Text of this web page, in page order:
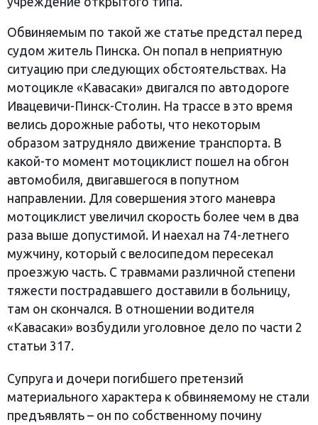
Обвиняемым по такой же статье предстал перед
судом житель Пинска. Он попал в неприятную
ситуацию при следующих обстоятельствах. На
мотоцикле «Кавасаки» двигался по автодороге
Ивацевичи-Пинск-Столин. На трассе в это время
велись дорожные работы, что некоторым
образом затрудняло движение транспорта. В
какой-то момент мотоциклист пошел на обгон
автомобиля, двигавшегося в попутном
направлении. Для совершения этого маневра
мотоциклист увеличил скорость более чем в два
раза выше допустимой. И наехал на 74-летнего
мужчину, который с велосипедом пересекал
проезжую часть. С травмами различной степени
тяжести пострадавшего доставили в больницу,
там он скончался. В отношении водителя
«Кавасаки» возбудили уголовное дело по части 2
статьи 317.
Супруга и дочери погибшего претензий
материального характера к обвиняемому не стали
предъявлять – он по собственному почину